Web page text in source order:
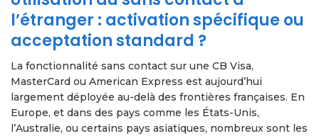
l’étranger : activation spécifique ou
acceptation standard ?
La fonctionnalité sans contact sur une CB Visa,
MasterCard ou American Express est aujourd’hui
largement déployée au-delà des frontières françaises. En
Europe, et dans des pays comme les États-Unis,
l’Australie, ou certains pays asiatiques, nombreux sont les